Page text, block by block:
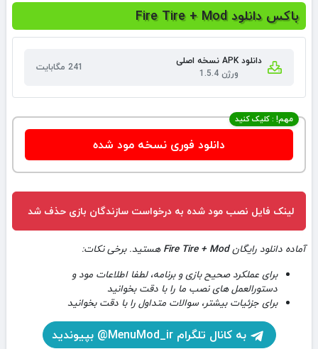
باکس دانلود Fire Tire + Mod
دانلود APK نسخه اصلی
ورژن 1.5.4
241 مگابایت
مهم! : کلیک کنید
دانلود فوری نسخه مود شده
لینک فایل نصب مود شده به درخواست سازندگان بازی حذف شد
آماده دانلود رایگانFire Tire + Mod هستید. برخی نکات:
برای عملکرد صحیح بازی و برنامه، لطفا اطلاعات مود و
دستورالعمل های نصب ما را با دقت بخوانید
برای جزئیات بیشتر، سوالات متداول را با دقت بخوانید
به کانال تلگرام MenuMod_ir@ بپیوندید